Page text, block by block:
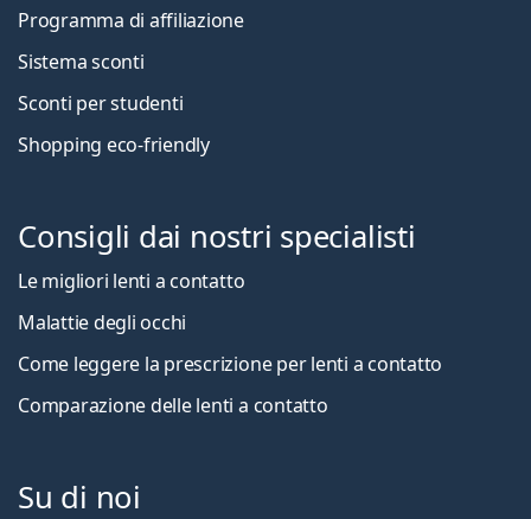
Programma di affiliazione
Sistema sconti
Sconti per studenti
Shopping eco-friendly
Consigli dai nostri specialisti
Le migliori lenti a contatto
Malattie degli occhi
Come leggere la prescrizione per lenti a contatto
Comparazione delle lenti a contatto
Su di noi